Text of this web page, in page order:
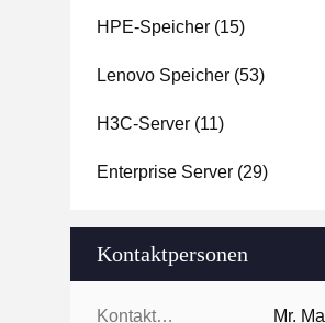
HPE-Speicher (15)
Lenovo Speicher (53)
H3C-Server (11)
Enterprise Server (29)
Kontaktpersonen
Kontaktpersonen: Mr. Ma